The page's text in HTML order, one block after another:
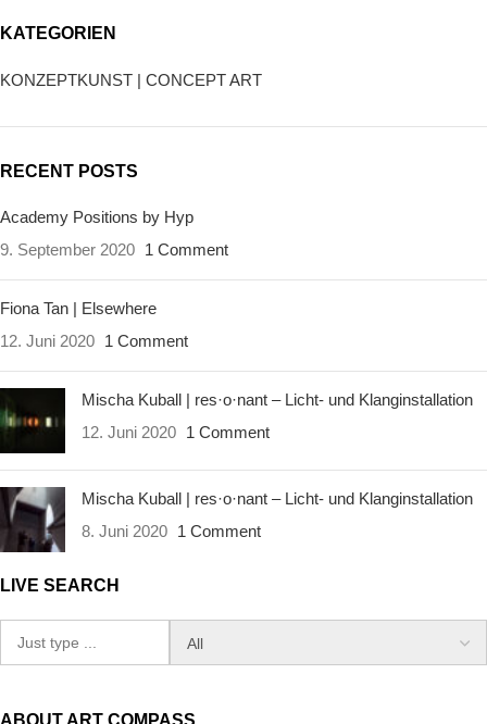
KATEGORIEN
KONZEPTKUNST | CONCEPT ART
RECENT POSTS
Academy Positions by Hyp
9. September 2020 1 Comment
Fiona Tan | Elsewhere
12. Juni 2020 1 Comment
Mischa Kuball | res·o·nant – Licht- und Klanginstallation
12. Juni 2020 1 Comment
Mischa Kuball | res·o·nant – Licht- und Klanginstallation
8. Juni 2020 1 Comment
LIVE SEARCH
ABOUT ART COMPASS